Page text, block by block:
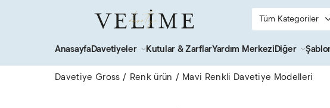
AnasayfaDavetiyeler Kutular & ZarflarYardım MerkeziDiğer
Davetiye Gross Renk ürün Mavi Renkli Davetiye Modelleri